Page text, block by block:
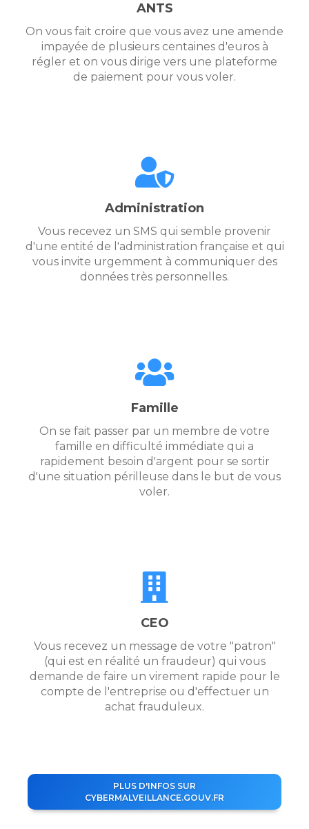
ANTS
On vous fait croire que vous avez une amende
impayée de plusieurs centaines d'euros à
régler et on vous dirige vers une plateforme
de paiement pour vous voler.
Administration
Vous recevez un SMS qui semble provenir
d'une entité de l'administration française et qui
vous invite urgemment à communiquer des
données très personnelles.
Famille
On se fait passer par un membre de votre
famille en difficulté immédiate qui a
rapidement besoin d'argent pour se sortir
d'une situation périlleuse dans le but de vous
voler.
CEO
Vous recevez un message de votre "patron"
(qui est en réalité un fraudeur) qui vous
demande de faire un virement rapide pour le
compte de l'entreprise ou d'effectuer un
achat frauduleux.
PLUS D'INFOS SUR
CYBERMALVEILLANCE.GOUV.FR